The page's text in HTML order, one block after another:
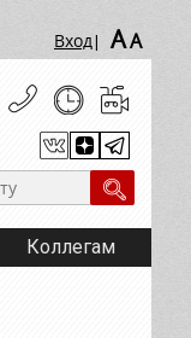
Вход| AA
Коллегам